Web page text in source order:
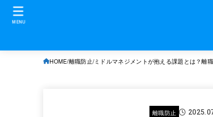
MENU
HOME 離職防止 ミドルマネジメントが抱える課題とは？離
離職防止